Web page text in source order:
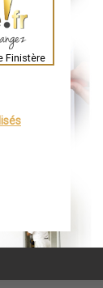
Finistère